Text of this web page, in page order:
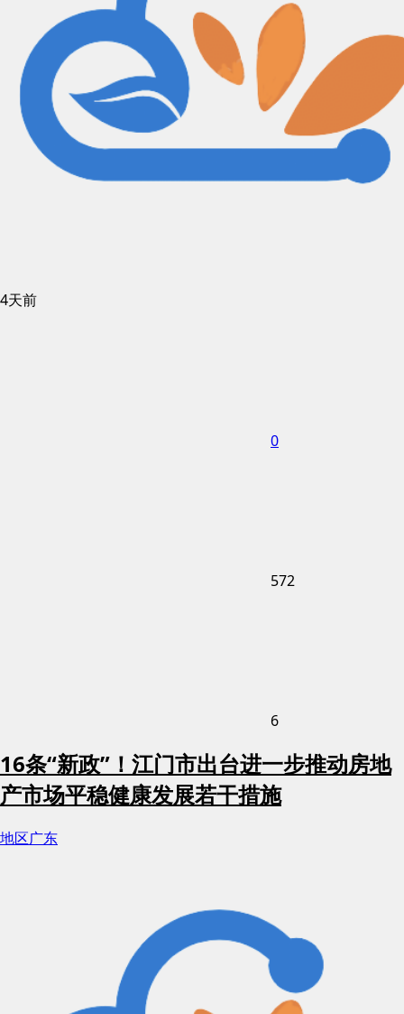
4天前
0
572
6
16条“新政”！江门市出台进一步推动房地
产市场平稳健康发展若干措施
地区广东